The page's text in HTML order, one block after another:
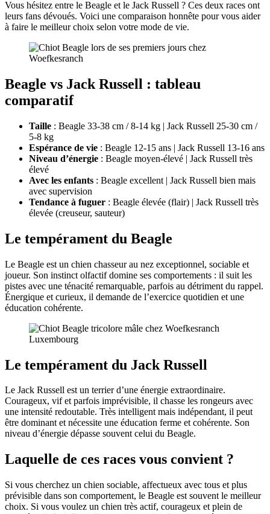
Vous hésitez entre le Beagle et le Jack Russell ? Ces deux races ont
leurs fans dévoués. Voici une comparaison honnête pour vous aider
à faire le meilleur choix selon votre mode de vie.
Beagle vs Jack Russell : tableau
comparatif
Taille : Beagle 33-38 cm / 8-14 kg | Jack Russell 25-30 cm /
5-8 kg
Espérance de vie : Beagle 12-15 ans | Jack Russell 13-16 ans
Niveau d’énergie : Beagle moyen-élevé | Jack Russell très
élevé
Avec les enfants : Beagle excellent | Jack Russell bien mais
avec supervision
Tendance à fuguer : Beagle élevée (flair) | Jack Russell très
élevée (creuseur, sauteur)
Le tempérament du Beagle
Le Beagle est un chien chasseur au nez exceptionnel, sociable et
joueur. Son instinct olfactif domine ses comportements : il suit les
pistes avec une ténacité remarquable, parfois au détriment du rappel.
Énergique et curieux, il demande de l’exercice quotidien et une
éducation cohérente.
Le tempérament du Jack Russell
Le Jack Russell est un terrier d’une énergie extraordinaire.
Courageux, vif et parfois imprévisible, il chasse les rongeurs avec
une intensité redoutable. Très intelligent mais indépendant, il peut
être dominant et nécessite une éducation ferme et cohérente. Son
niveau d’énergie dépasse souvent celui du Beagle.
Laquelle de ces races vous convient ?
Si vous cherchez un chien sociable, affectueux avec tous et plus
prévisible dans son comportement, le Beagle est souvent le meilleur
choix. Si vous voulez un chien très actif, courageux et plein de